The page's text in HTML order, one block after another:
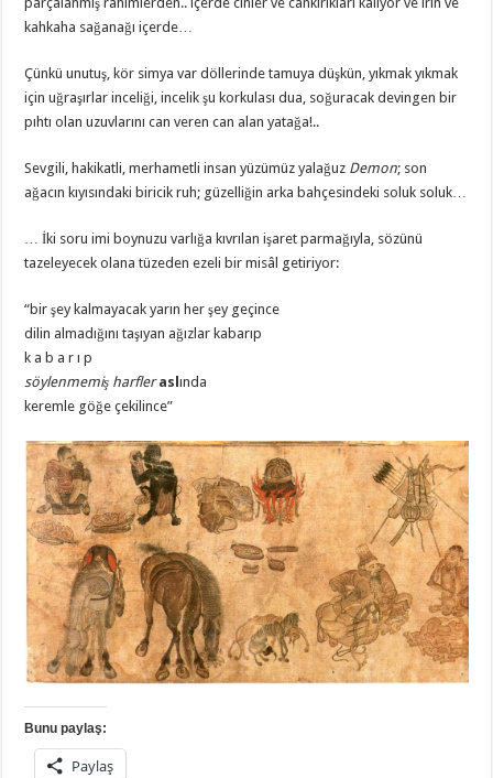
kahkaha sağanağı içerde…
Çünkü unutuş, kör simya var döllerinde tamuya düşkün, yıkmak yıkmak
için uğraşırlar inceliği, incelik şu korkulası dua, soğuracak devingen bir
pıhtı olan uzuvlarını can veren can alan yatağa!..
Sevgili, hakikatli, merhametli insan yüzümüz yalağuz Demon; son
ağacın kıyısındaki biricik ruh; güzelliğin arka bahçesindeki soluk soluk…
… İki soru imi boynuzu varlığa kıvrılan işaret parmağıyla, sözünü
tazeleyecek olana tüzeden ezeli bir misâl getiriyor:
“bir şey kalmayacak yarın her şey geçince
dilin almadığını taşıyan ağızlar kabarıp
k a b a r ı p
söylenmemiş harfler aslında
keremle göğe çekilince”
Bunu paylaş:
Paylaş